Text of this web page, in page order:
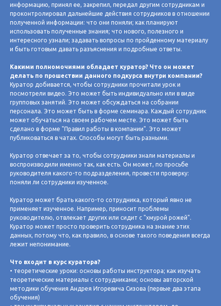
информацию, принял ее, закрепил, передал другим сотрудникам и
проконтролировал дальнейшие действия сотрудников в отношении
полученной информации: что они поняли; как планируют
использовать полученные знания; что нового, полезного и
интересного узнали; задавать вопросы по пройденному материалу
и быть готовым давать разъяснения и подробные ответы.
Какими полномочиями обладает куратор? Что он может
делать по прошествии данного подкурса внутри компании?
Куратор добивается, чтобы сотрудники прочитали урок и
посмотрели видео. Это может быть индивидуально или в виде
групповых занятий. Это может обсуждаться на собрании
персонала. Это может быть в форме семинара. Каждый сотрудник
может обучаться на своем рабочем месте. Это может быть
сделано в форме "Правил работы в компании". Это может
публиковаться в чатах. Способы могут быть разными.
Куратор отвечает за то, чтобы сотрудники знали материалы и
воспроизводили именно так, как есть. Он может, по просьбе
руководителя какого-то подразделения, провести проверку:
поняли ли сотрудники изученное.
Куратор может брать какого-то сотрудника, который явно не
применяет изученное. Например, приносит проблемы
руководителю, отвлекает других или сидит с "хмурой рожей".
Куратор может просто проверить сотрудника на знание этих
данных, потому что, как правило, в основе такого поведения всегда
лежит непонимание.
Что входит в курс куратора?
• теоретические уроки: основы работы инструктора; как изучать
теоретические материалы с сотрудниками; основы авторской
методики обучения Андрея Игоревича Сизова (первые два этапа
обучения)